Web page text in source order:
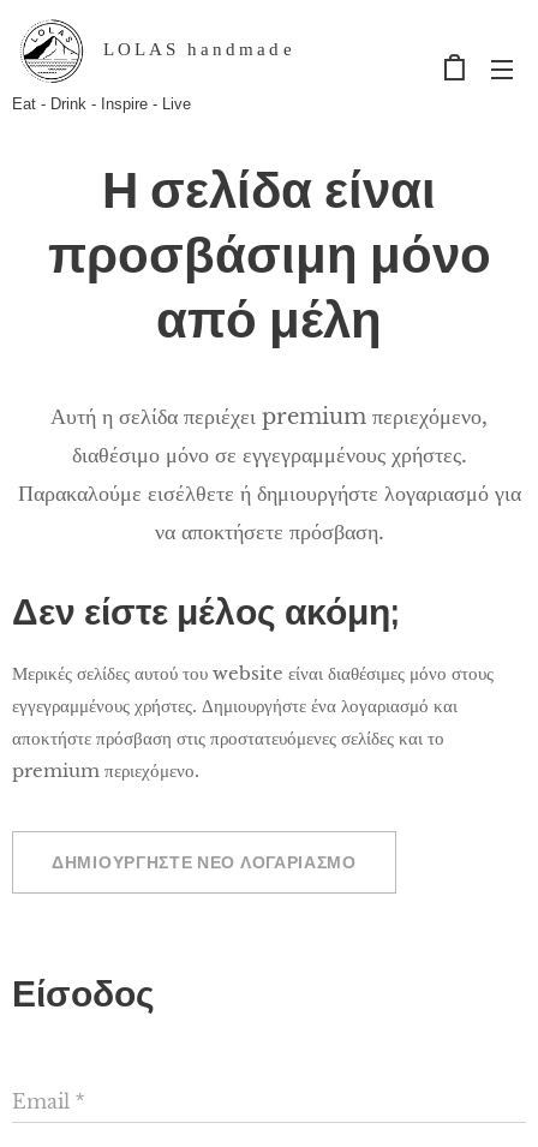
LOLAS handmade
Eat - Drink - Inspire - Live
Η σελίδα είναι
προσβάσιμη μόνο
από μέλη
Αυτή η σελίδα περιέχει premium περιεχόμενο,
διαθέσιμο μόνο σε εγγεγραμμένους χρήστες.
Παρακαλούμε εισέλθετε ή δημιουργήστε λογαριασμό για
να αποκτήσετε πρόσβαση.
Δεν είστε μέλος ακόμη;
Μερικές σελίδες αυτού του website είναι διαθέσιμες μόνο στους
εγγεγραμμένους χρήστες. Δημιουργήστε ένα λογαριασμό και
αποκτήστε πρόσβαση στις προστατευόμενες σελίδες και το
premium περιεχόμενο.
ΔΗΜΙΟΥΡΓΉΣΤΕ ΝΈΟ ΛΟΓΑΡΙΑΣΜΌ
Είσοδος
Email